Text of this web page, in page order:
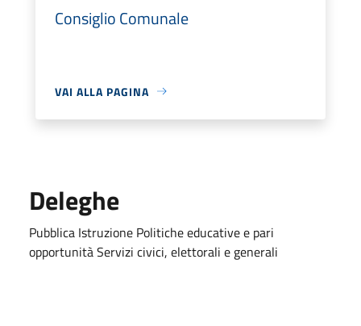
Consiglio Comunale
VAI ALLA PAGINA
Deleghe
Pubblica Istruzione Politiche educative e pari
opportunità Servizi civici, elettorali e generali